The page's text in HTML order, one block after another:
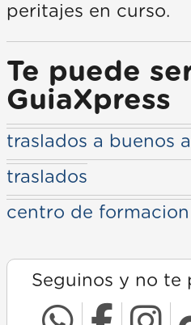
peritajes en curso.
Te puede
GuiaXpress
traslados a buenos
traslados
centro de formacion
Seguinos y no te